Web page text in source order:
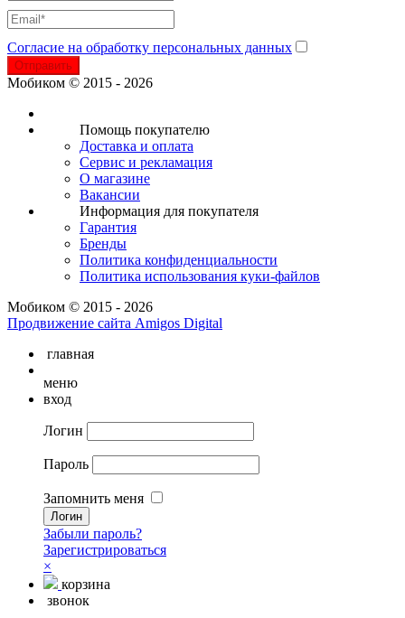
Согласие на обработку персональных данных
Отправить
Мобиком © 2015 - 2026
Помощь покупателю
Доставка и оплата
Сервис и рекламация
О магазине
Вакансии
Информация для покупателя
Гарантия
Бренды
Политика конфиденциальности
Политика использования куки-файлов
Мобиком © 2015 - 2026
Продвижение сайта Amigos Digital
главная
меню
вход
Логин
Пароль
Запомнить меня
Забыли пароль?
Зарегистрироваться
×
корзина
звонок